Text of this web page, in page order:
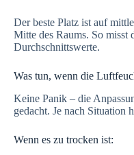
Der beste Platz ist auf
Mitte des Raums. So misst
Durchschnittswerte.
Was tun, wenn die
Keine Panik – die
gedacht. Je nach Situation
Wenn es zu trocken ist: